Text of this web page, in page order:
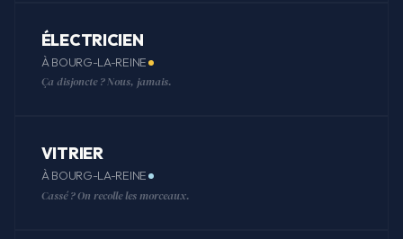
ÉLECTRICIEN
À BOURG-LA-REINE
Ça disjoncte ? Nous, jamais.
VITRIER
À BOURG-LA-REINE
Cassé ? On recolle les morceaux.